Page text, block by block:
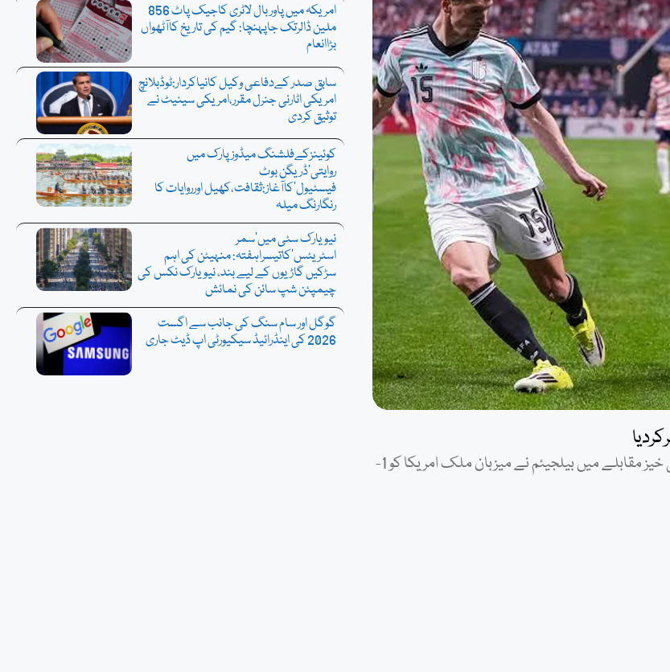
امریکہ میں پاوربال لاٹری کاجیک پاٹ 856
ملین ڈالرتک جاپہنچا: گیم کی تاریخ کاآٹھواں
بڑاانعام
سابق صدر کےدفاعی وکیل کانیاکردار:ٹوڈبلانچ
امریکی اٹارنی جنرل مقرر،امریکی سینیٹ نے
توثیق کردی
کوئینزکےفلشنگ میڈوزپارک میں
روایتی’ڈریگن بوٹ
فیسٹیول‘کاآغاز:ثقافت،کھیل اورروایات کا
رنگارنگ میلہ
نیویارک سٹی میں’سمر
اسٹریٹس‘کاتیسراہفتہ: منہیٹن کی اہم
سڑکیں گاڑیوں کے لیے بند، نیویارک نکس کی
چیمپئن شپ سائن کی نمائش
گوگل اور سام سنگ کی جانب سے اگست
2026 کی اینڈرائیڈ سیکیورٹی اپ ڈیٹ جاری
نیویارک: (ویب ڈیسک) فیفا ورلڈ کپ 2026 کے ایک انتہائی اہم اور سنسنی خیز مقابلے میں بیلجیئم نے میزبان ملک امریکا کو 1-